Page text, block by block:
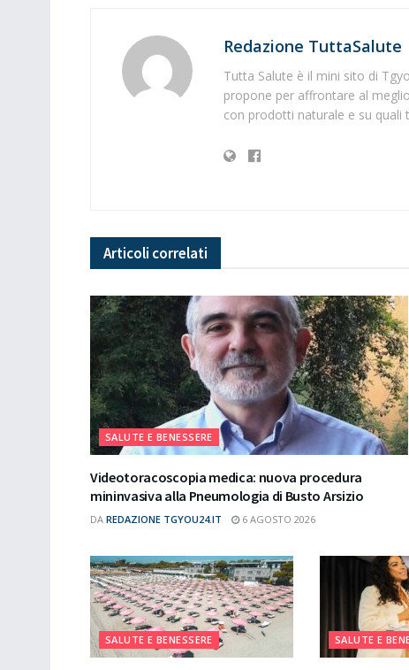
Redazione TuttaSalute
Tutta Salute è il mini sito di
propone per affrontare al
con prodotti naturale e su quali
Articoli correlati
SALUTE E BENESSERE
Videotoracoscopia medica: nuova procedura
mininvasiva alla Pneumologia di Busto Arsizio
DA REDAZIONE TGYOU24.IT 6 AGOSTO 2026
SALUTE E BENESSERE SALUTE E